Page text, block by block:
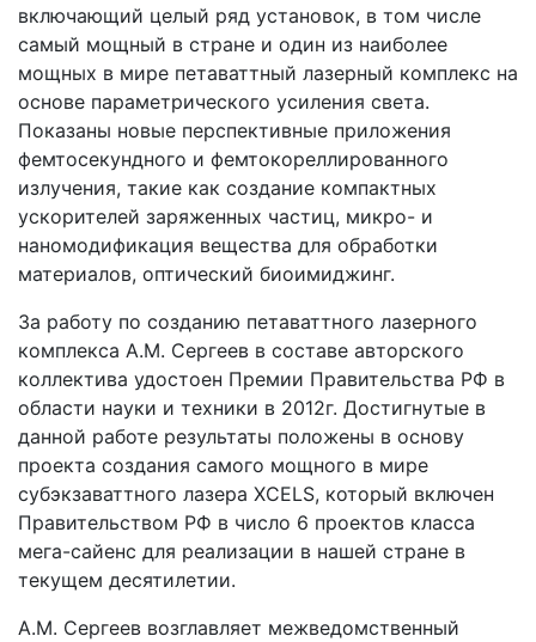
включающий целый ряд установок, в том числе
самый мощный в стране и один из наиболее
мощных в мире петаваттный лазерный комплекс на
основе параметрического усиления света.
Показаны новые перспективные приложения
фемтосекундного и фемтокореллированного
излучения, такие как создание компактных
ускорителей заряженных частиц, микро- и
наномодификация вещества для обработки
материалов, оптический биоимиджинг.
За работу по созданию петаваттного лазерного
комплекса А.М. Сергеев в составе авторского
коллектива удостоен Премии Правительства РФ в
области науки и техники в 2012г. Достигнутые в
данной работе результаты положены в основу
проекта создания самого мощного в мире
субэкзаваттного лазера XCELS, который включен
Правительством РФ в число 6 проектов класса
мега-сайенс для реализации в нашей стране в
текущем десятилетии.
А.М. Сергеев возглавляет межведомственный